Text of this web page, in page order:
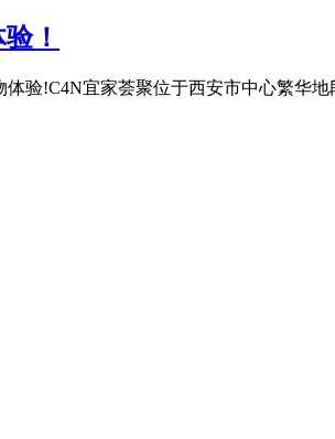
！
验!C4N宜家荟聚位于西安市中心繁华地